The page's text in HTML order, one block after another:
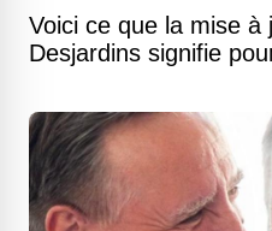
Voici ce que la mise à
Desjardins signifie